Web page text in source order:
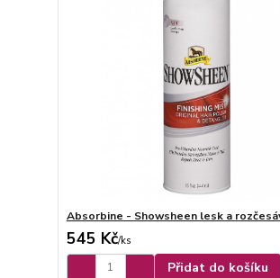
Absorbine - Showsheen lesk a
545 Kč/ks
Přidat do košíku